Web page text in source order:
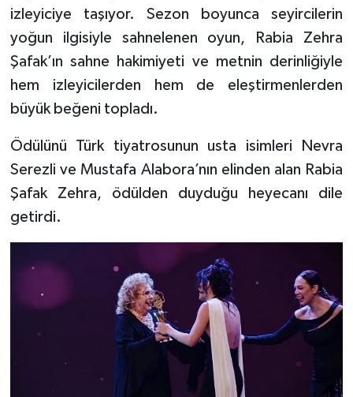
izleyiciye taşıyor. Sezon boyunca seyircilerin
yoğun ilgisiyle sahnelenen oyun, Rabia Zehra
Şafak’ın sahne hakimiyeti ve metnin derinliğiyle
hem izleyicilerden hem de eleştirmenlerden
büyük beğeni topladı.
Ödülünü Türk tiyatrosunun usta isimleri Nevra
Serezli ve Mustafa Alabora’nın elinden alan Rabia
Şafak Zehra, ödülden duyduğu heyecanı dile
getirdi.